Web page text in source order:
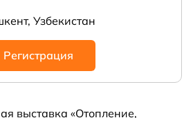
Узбекистан
Регистрация
выставка «Отопление,